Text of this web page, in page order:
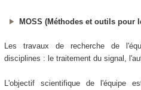
MOSS (Méthodes et outils pour
Les travaux de recherche de
disciplines : le traitement du signal,
L'objectif scientifique de l'équipe